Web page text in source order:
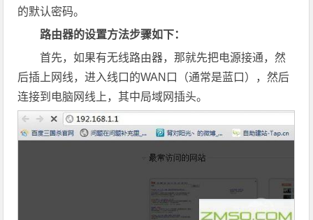
的默认密码。
路由器的设置方法步骤如下：
首先，如果有无线路由器，那就先把电源接通，然
后插上网线，进入线口的WAN口（通常是蓝口），然后
连接到电脑网线上，其中局域网插头。